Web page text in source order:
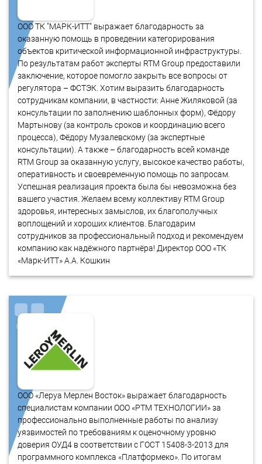
ООО ТК "МАРК-ИТТ" выражает благодарность за
оказанную помощь в проведении категорирования
объектов критической информационной инфраструктуры.
По результатам работ эксперты RTM Group предоставили
заключение, которое помогло закрыть все вопросы от
регулятора – ФСТЭК. Хотим выразить благодарность
сотрудникам компании, в частности: Анне Жиляковой (за
консультации по заполнению шаблонных форм), Фёдору
Мартынову (за контроль сроков и координацию всего
процесса), Фёдору Музалевскому (за экспертные
консультации). А также – благодарность всей команде
RTM Group за оказанную услугу, высокое качество работы,
оперативность и своевременную помощь по запросам.
Успешная реализация проекта была бы невозможна без
вашего участия. Желаем всему коллективу RTM Group
здоровья, интересных замыслов, их благополучных
воплощений и хороших клиентов. Благодарим
сотрудников за профессиональный подход и рекомендуем
компанию как надёжного партнёра! Директор ООО «ТК
«Марк-ИТТ» А.А. Кошкин
ООО «Леруа Мерлен Восток» выражает благодарность
специалистам компании ООО «РТМ ТЕХНОЛОГИИ» за
профессионально выполненные работы по анализу
уязвимостей по требованиям к оценочному уровню
доверия ОУД4 в соответствии с ГОСТ 15408-3-2013 для
программного комплекса «Платформеко». По итогам